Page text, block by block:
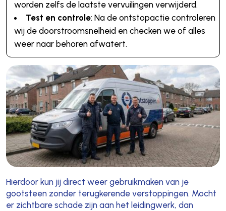
worden zelfs de laatste vervuilingen verwijderd.
Test en controle: Na de ontstopactie controleren
wij de doorstroomsnelheid en checken we of alles
weer naar behoren afwatert.
Hierdoor kun jij direct weer gebruikmaken van je
gootsteen zonder terugkerende verstoppingen. Mocht
er zichtbare schade zijn aan het leidingwerk, dan